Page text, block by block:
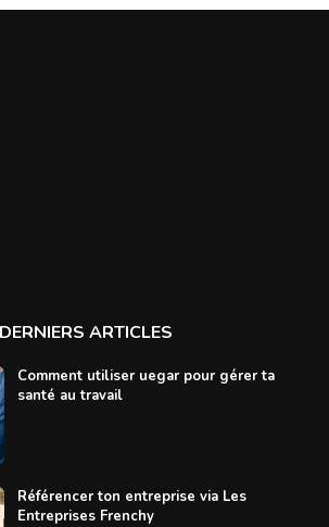
DERNIERS ARTICLES
Comment utiliser uegar pour gérer ta
santé au travail
Référencer ton entreprise via Les
Entreprises Frenchy